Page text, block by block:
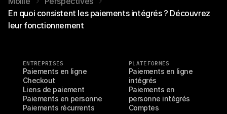
En quoi consistent les paiements intégrés ? Découvrez
leur fonctionnement
ENTREPRISES
Paiements en ligne
Checkout
Liens de paiement
Paiements en personne
Paiements récurrents
PLATEFORMES
Paiements en ligne
intégrés
Paiements en
personne intégrés
Comptes